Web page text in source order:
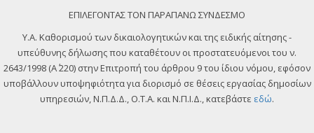
ΕΠΙΛΕΓΟΝΤΑΣ ΤΟΝ ΠΑΡΑΠΑΝΩ ΣΥΝΔΕΣΜΟ
Y.A. Καθορισμού των δικαιολογητικών και της ειδικής αίτησης -
υπεύθυνης δήλωσης που καταθέτουν οι προστατευόμενοι του ν.
2643/1998 (Α΄ 220) στην Επιτροπή του άρθρου 9 του ίδιου νόμου, εφόσον
υποβάλλουν υποψηφιότητα για διορισμό σε θέσεις εργασίας δημοσίων
υπηρεσιών, Ν.Π.Δ.Δ., Ο.Τ.Α. και Ν.Π.Ι.Δ., κατεβάστε εδώ.